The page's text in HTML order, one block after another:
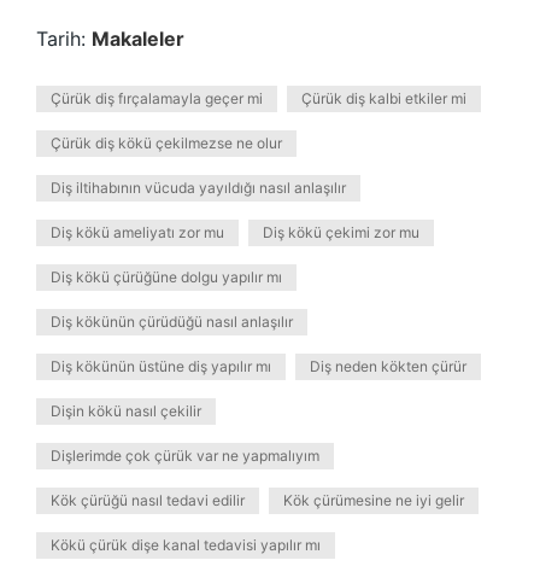
Tarih: Makaleler
Çürük diş fırçalamayla geçer mi Çürük diş kalbi etkiler mi
Çürük diş kökü çekilmezse ne olur
Diş iltihabının vücuda yayıldığı nasıl anlaşılır
Diş kökü ameliyatı zor mu Diş kökü çekimi zor mu
Diş kökü çürüğüne dolgu yapılır mı
Diş kökünün çürüdüğü nasıl anlaşılır
Diş kökünün üstüne diş yapılır mı Diş neden kökten çürür
Dişin kökü nasıl çekilir
Dişlerimde çok çürük var ne yapmalıyım
Kök çürüğü nasıl tedavi edilir Kök çürümesine ne iyi gelir
Kökü çürük dişe kanal tedavisi yapılır mı